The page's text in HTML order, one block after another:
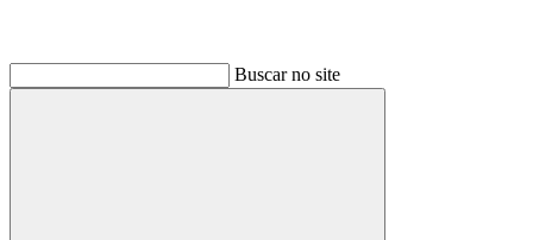
Buscar no site